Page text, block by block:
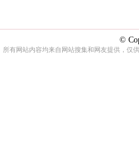
©
所有网站内容均来自网站搜集和网友提供，仅